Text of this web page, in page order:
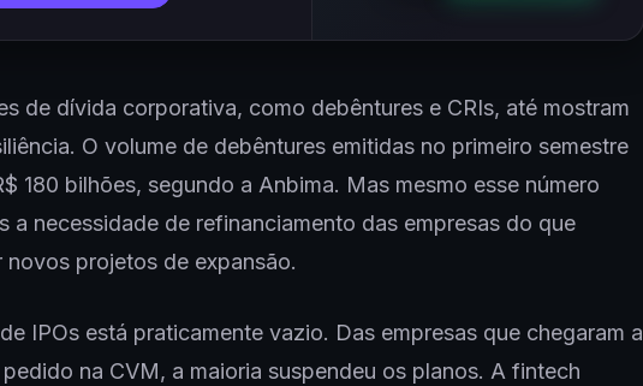
de dívida corporativa, como debêntures e CRIs, até mostram
O volume de debêntures emitidas no primeiro semestre
180 bilhões, segundo a Anbima. Mas mesmo esse número
a necessidade de refinanciamento das empresas do que
novos projetos de expansão.
IPOs está praticamente vazio. Das empresas que chegaram a
na CVM, a maioria suspendeu os planos. A fintech